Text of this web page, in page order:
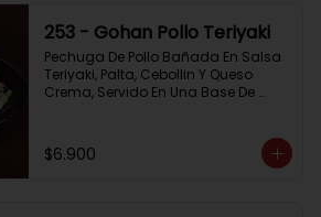
253 - Gohan Pollo Teriyaki
Pechuga De Pollo Bañada En Salsa
Teriyaki, Palta, Cebollin Y Queso
Crema, Servido En Una Base De
$6.900